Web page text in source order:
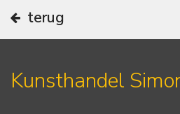
terug
Kunsthandel